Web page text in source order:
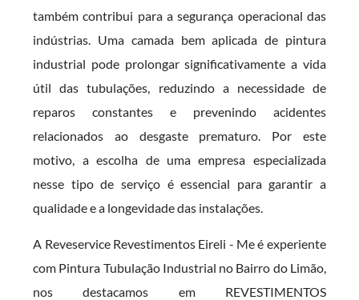
também contribui para a segurança operacional das
indústrias. Uma camada bem aplicada de pintura
industrial pode prolongar significativamente a vida
útil das tubulações, reduzindo a necessidade de
reparos constantes e prevenindo acidentes
relacionados ao desgaste prematuro. Por este
motivo, a escolha de uma empresa especializada
nesse tipo de serviço é essencial para garantir a
qualidade e a longevidade das instalações.
A Reveservice Revestimentos Eireli - Me é experiente
com Pintura Tubulação Industrial no Bairro do Limão,
nos destacamos em REVESTIMENTOS